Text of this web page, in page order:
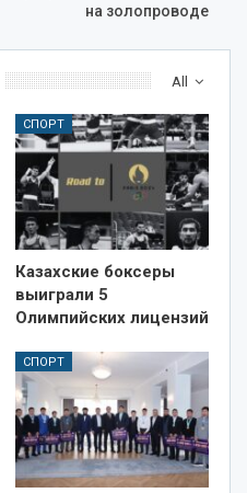
на золопроводе
All
СПОРТ
Казахские боксеры
выиграли 5
Олимпийских лицензий
СПОРТ